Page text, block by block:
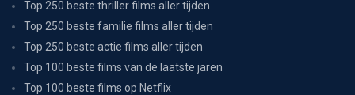
Top 250 beste thriller films aller tijden
Top 250 beste familie films aller tijden
Top 250 beste actie films aller tijden
Top 100 beste films van de laatste jaren
Top 100 beste films op Netflix